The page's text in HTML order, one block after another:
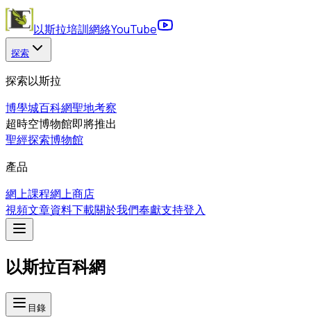
以斯拉培訓網絡YouTube
探索
探索以斯拉
博學城百科網聖地考察
超時空博物館即將推出
聖經探索博物館
產品
網上課程網上商店
視頻文章資料下載關於我們奉獻支持登入
以斯拉百科網
目錄